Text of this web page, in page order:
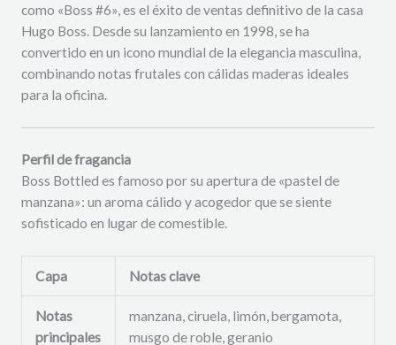
como «Boss #6», es el éxito de ventas definitivo de la casa
Hugo Boss. Desde su lanzamiento en 1998, se ha
convertido en un icono mundial de la elegancia masculina,
combinando notas frutales con cálidas maderas ideales
para la oficina.
Perfil de fragancia
Boss Bottled es famoso por su apertura de «pastel de
manzana»: un aroma cálido y acogedor que se siente
sofisticado en lugar de comestible.
Capa Notas clave
Notas
principales
manzana, ciruela, limón, bergamota,
musgo de roble, geranio